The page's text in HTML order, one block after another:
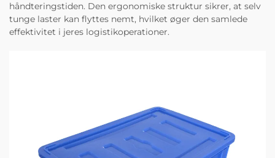
håndteringstiden. Den ergonomiske struktur sikrer, at selv
tunge laster kan flyttes nemt, hvilket øger den samlede
effektivitet i jeres logistikoperationer.